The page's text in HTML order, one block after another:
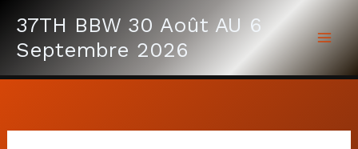
contenu
37TH BBW 30 Août AU 6
Septembre 2026